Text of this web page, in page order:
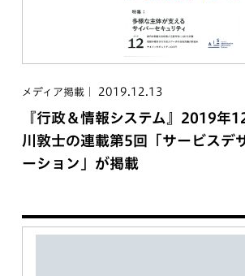
メディア掲載 2019.12.13
『行政＆情報システム』2019年
川敦士の連載第5回「サービスデ
ーション」が掲載